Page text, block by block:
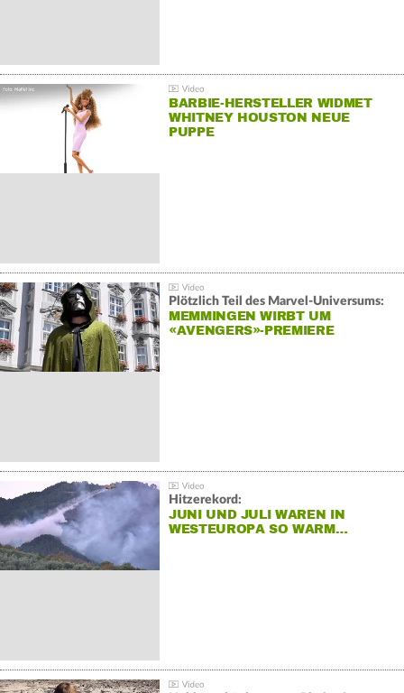
BARBIE-HERSTELLER WIDMET
WHITNEY HOUSTON NEUE
PUPPE
Plötzlich Teil des Marvel-Universums:
MEMMINGEN WIRBT UM
«AVENGERS»-PREMIERE
Hitzerekord:
JUNI UND JULI WAREN IN
WESTEUROPA SO WARM…